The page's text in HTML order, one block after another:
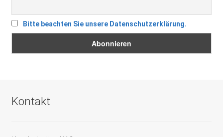
Bitte beachten Sie unsere Datenschutzerklärung.
Kontakt